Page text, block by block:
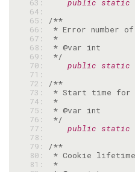
63:
public static
64:
65:
66:
67:
68:
69:
*/
70:
public static
71:
72:
73:
74:
75:
76:
*/
77:
public static
78:
79:
80:
81: